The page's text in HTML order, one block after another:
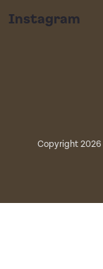
Instagram
Copyright 2026